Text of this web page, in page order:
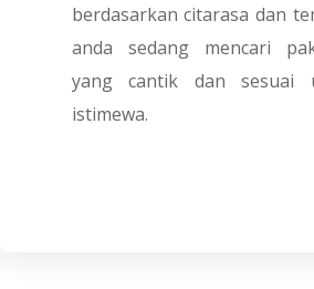
berdasarkan citarasa dan
anda sedang mencari
yang cantik dan sesuai
istimewa.